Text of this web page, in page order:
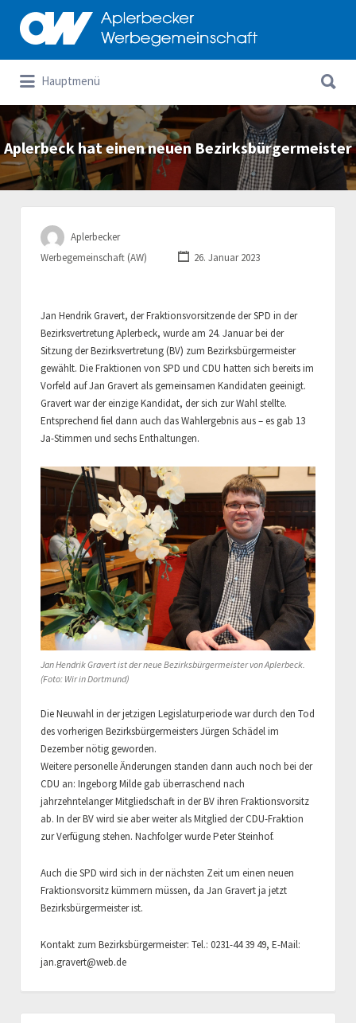
Suchen
nach:
Hauptmenü
nach:
Aplerbeck hat einen neuen Bezirksbürgermeister
Aplerbecker
Werbegemeinschaft (AW)
26. Januar 2023
Jan Hendrik Gravert, der Fraktionsvorsitzende der SPD in der
Bezirksvertretung Aplerbeck, wurde am 24. Januar bei der
Sitzung der Bezirksvertretung (BV) zum Bezirksbürgermeister
gewählt. Die Fraktionen von SPD und CDU hatten sich bereits im
Vorfeld auf Jan Gravert als gemeinsamen Kandidaten geeinigt.
Gravert war der einzige Kandidat, der sich zur Wahl stellte.
Entsprechend fiel dann auch das Wahlergebnis aus – es gab 13
Ja-Stimmen und sechs Enthaltungen.
Jan Hendrik Gravert ist der neue Bezirksbürgermeister von Aplerbeck.
(Foto: Wir in Dortmund)
Die Neuwahl in der jetzigen Legislaturperiode war durch den Tod
des vorherigen Bezirksbürgermeisters Jürgen Schädel im
Dezember nötig geworden.
Weitere personelle Änderungen standen dann auch noch bei der
CDU an: Ingeborg Milde gab überraschend nach
jahrzehntelanger Mitgliedschaft in der BV ihren Fraktionsvorsitz
ab. In der BV wird sie aber weiter als Mitglied der CDU-Fraktion
zur Verfügung stehen. Nachfolger wurde Peter Steinhof.
Auch die SPD wird sich in der nächsten Zeit um einen neuen
Fraktionsvorsitz kümmern müssen, da Jan Gravert ja jetzt
Bezirksbürgermeister ist.
Kontakt zum Bezirksbürgermeister: Tel.: 0231-44 39 49, E-Mail:
jan.gravert@web.de